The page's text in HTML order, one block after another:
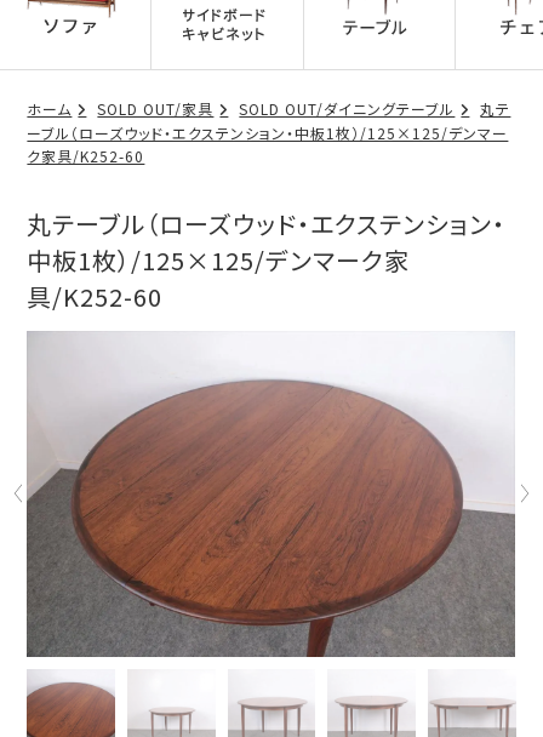
ホーム SOLD OUT/家具 SOLD OUT/ダイニングテーブル
丸テ
ーブル（ローズウッド・エクステンション・中板1枚）/125×125/デンマー
ク家具/K252-60
丸テーブル（ローズウッド・エクステンション・
中板1枚）/125×125/デンマーク家
具/K252-60